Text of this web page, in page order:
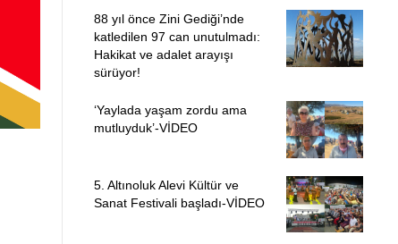
88 yıl önce Zini Gediği’nde
katledilen 97 can unutulmadı:
Hakikat ve adalet arayışı
sürüyor!
‘Yaylada yaşam zordu ama
mutluyduk’-VİDEO
5. Altınoluk Alevi Kültür ve
Sanat Festivali başladı-VİDEO